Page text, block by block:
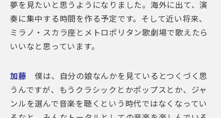
夢を見たいと思うようになりました。海外に出て、演
奏に集中する時間を作る予定です。そして近い将来、
ミラノ・スカラ座とメトロポリタン歌劇場で歌えたら
いいなと思っています。
加藤 僕は、自分の娘なんかを見ているとつくづく思
うんですが、もうクラシックとかポップスとか、ジャ
ンルを選んで音楽を聴くという時代ではなくなってい